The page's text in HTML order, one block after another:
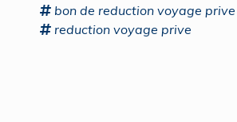
bon de reduction voyage prive
reduction voyage prive